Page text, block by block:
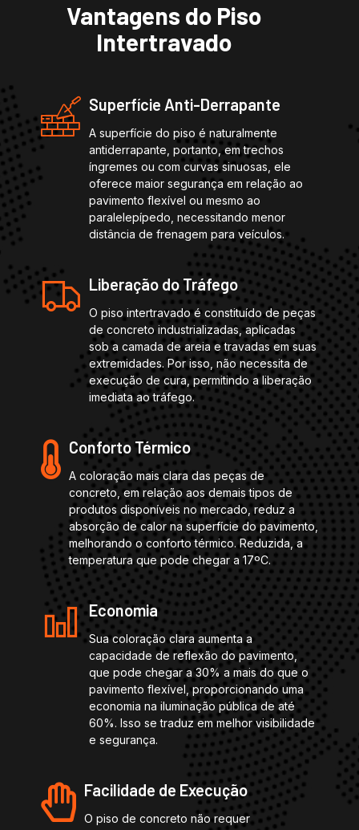
Vantagens do Piso
Intertravado
Superfície Anti-Derrapante
A superfície do piso é naturalmente
antiderrapante, portanto, em trechos
íngremes ou com curvas sinuosas, ele
oferece maior segurança em relação ao
pavimento flexível ou mesmo ao
paralelepípedo, necessitando menor
distância de frenagem para veículos.
Liberação do Tráfego
O piso intertravado é constituído de peças
de concreto industrializadas, aplicadas
sob a camada de areia e travadas em suas
extremidades. Por isso, não necessita de
execução de cura, permitindo a liberação
imediata ao tráfego.
Conforto Térmico
A coloração mais clara das peças de
concreto, em relação aos demais tipos de
produtos disponíveis no mercado, reduz a
absorção de calor na superfície do pavimento,
melhorando o conforto térmico. Reduzida, a
temperatura que pode chegar a 17ºC.
Economia
Sua coloração clara aumenta a
capacidade de reflexão do pavimento,
que pode chegar a 30% a mais do que o
pavimento flexível, proporcionando uma
economia na iluminação pública de até
60%. Isso se traduz em melhor visibilidade
e segurança.
Facilidade de Execução
O piso de concreto não requer